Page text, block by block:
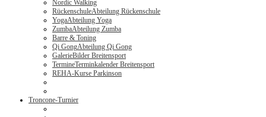
Nordic Walking
RückenschuleAbteilung Rückenschule
YogaAbteilung Yoga
ZumbaAbteilung Zumba
Barre & Toning
Qi GongAbteilung Qi Gong
GalerieBilder Breitensport
TermineTerminkalender Breitensport
REHA-Kurse Parkinson
Troncone-Turnier